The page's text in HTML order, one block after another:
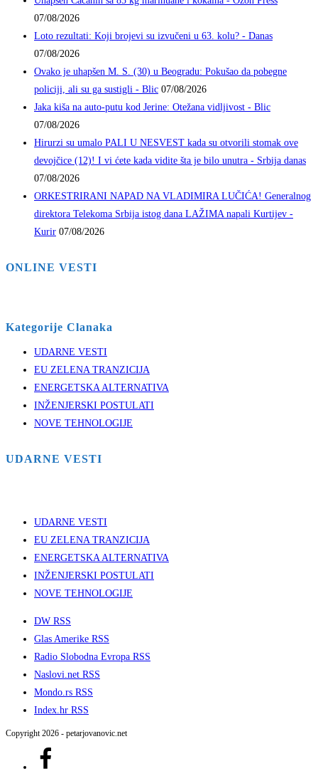
07/08/2026
Loto rezultati: Koji brojevi su izvučeni u 63. kolu? - Danas
07/08/2026
Ovako je uhapšen M. S. (30) u Beogradu: Pokušao da pobegne
policiji, ali su ga sustigli - Blic 07/08/2026
Jaka kiša na auto-putu kod Jerine: Otežana vidljivost - Blic
07/08/2026
Hirurzi su umalo PALI U NESVEST kada su otvorili stomak ove
devojčice (12)! I vi ćete kada vidite šta je bilo unutra - Srbija danas
07/08/2026
ORKESTRIRANI NAPAD NA VLADIMIRA LUČIĆA! Generalnog
direktora Telekoma Srbija istog dana LAŽIMA napali Kurtijev -
Kurir 07/08/2026
ONLINE VESTI
Kategorije Clanaka
UDARNE VESTI
EU ZELENA TRANZICIJA
ENERGETSKA ALTERNATIVA
INŽENJERSKI POSTULATI
NOVE TEHNOLOGIJE
UDARNE VESTI
UDARNE VESTI
EU ZELENA TRANZICIJA
ENERGETSKA ALTERNATIVA
INŽENJERSKI POSTULATI
NOVE TEHNOLOGIJE
DW RSS
Glas Amerike RSS
Radio Slobodna Evropa RSS
Naslovi.net RSS
Mondo.rs RSS
Index.hr RSS
Copyright 2026 - petarjovanovic.net